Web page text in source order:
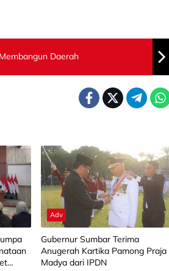
Daerah
Adv
Gubernur Sumbar Terima
Anugerah Kartika Pamong Praja
Madya dari IPDN